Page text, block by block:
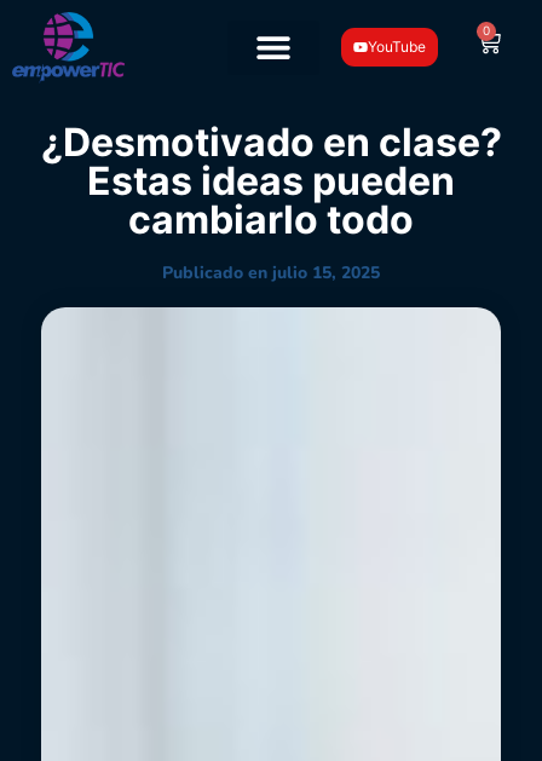
YouTube
0
¿Desmotivado en clase?
Estas ideas pueden
cambiarlo todo
Publicado en julio 15, 2025